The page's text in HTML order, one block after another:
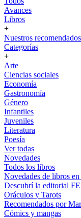
Avances
Libros
+
Nuestros recomendados
Categorías
+
Arte
Ciencias sociales
Economía
Gastronomía
Género
Infantiles
Juveniles
Literatura
Poesía
Ver todas
Novedades
Todos los libros
Novedades de libros
Descubrí la editorial
Oráculos y Tarots
Recomendados por
Cómics y mangas